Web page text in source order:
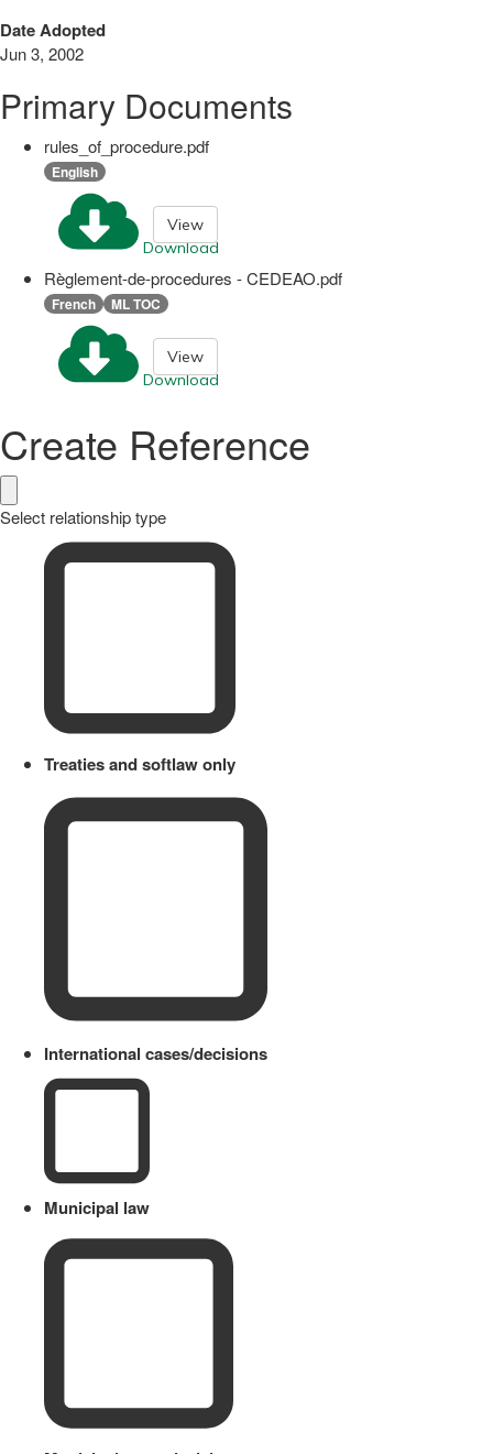
Date Adopted
Jun 3, 2002
Primary Documents
rules_of_procedure.pdf
English
Download
View
Règlement-de-procedures - CEDEAO.pdf
French ML TOC
Download
View
Create Reference
Select relationship type
Treaties and softlaw only
International cases/decisions
Municipal law